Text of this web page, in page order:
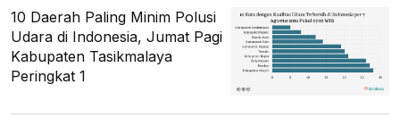
10 Daerah Paling Minim Polusi
Udara di Indonesia, Jumat Pagi
Kabupaten Tasikmalaya
Peringkat 1